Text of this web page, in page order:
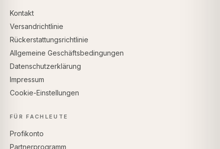
Kontakt
Versandrichtlinie
Rückerstattungsrichtlinie
Allgemeine Geschäftsbedingungen
Datenschutzerklärung
Impressum
Cookie-Einstellungen
FÜR FACHLEUTE
Profikonto
Partnerprogramm